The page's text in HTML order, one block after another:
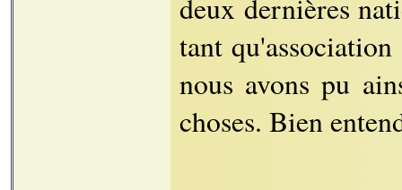
deux dernières
tant qu'association
nous avons pu
choses. Bien